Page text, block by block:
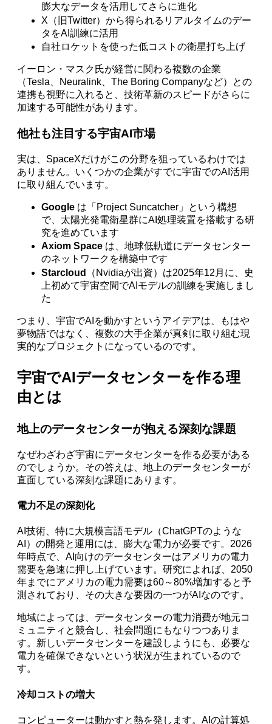
膨大なデータを活用してさらに進化
X（旧Twitter）から得られるリアルタイムのデー
タをAI訓練に活用
自社ロケットを使った低コストの衛星打ち上げ
イーロン・マスク氏が経営に関わる複数の企業
（Tesla、Neuralink、The Boring Companyなど）との
連携も視野に入れると、技術革新のスピードがさらに
加速する可能性があります。
他社も注目する宇宙AI市場
実は、SpaceXだけがこの分野を狙っているわけでは
ありません。いくつかの企業がすでに宇宙でのAI活用
に取り組んでいます。
Google は「Project Suncatcher」という構想
で、太陽光発電衛星群にAI処理装置を搭載する研
究を進めています
Axiom Space は、地球低軌道にデータセンター
のネットワークを構築中です
Starcloud
（Nvidiaが出資）は2025年12月に、史
上初めて宇宙空間でAIモデルの訓練を実施しまし
た
つまり、宇宙でAIを動かすというアイデアは、もはや
夢物語ではなく、複数の大手企業が真剣に取り組む現
実的なプロジェクトになっているのです。
宇宙でAIデータセンターを作る理
由とは
地上のデータセンターが抱える深刻な課題
なぜわざわざ宇宙にデータセンターを作る必要がある
のでしょうか。その答えは、地上のデータセンターが
直面している深刻な課題にあります。
電力不足の深刻化
AI技術、特に大規模言語モデル（ChatGPTのような
AI）の開発と運用には、膨大な電力が必要です。2026
年時点で、AI向けのデータセンターはアメリカの電力
需要を急速に押し上げています。研究によれば、2050
年までにアメリカの電力需要は60～80%増加すると予
測されており、その大きな要因の一つがAIなのです。
地域によっては、データセンターの電力消費が地元コ
ミュニティと競合し、社会問題にもなりつつありま
す。新しいデータセンターを建設しようにも、必要な
電力を確保できないという状況が生まれているので
す。
冷却コストの増大
コンピューターは動かすと熱を発します。AIの計算処